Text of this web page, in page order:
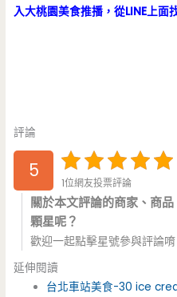
入大桃園美食推播，從LINE上面
評論
5
1位網友投票評論
關於本文評論的商家、商
顆星呢？
歡迎一起點擊星號參與評論唷
延伸閱讀
台北車站美食-30 ice